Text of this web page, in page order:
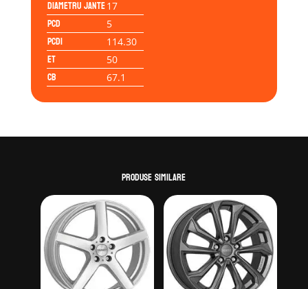
Diametru jante17
PCD 5
PCD1 114.30
ET 50
CB 67.1
Produse similare